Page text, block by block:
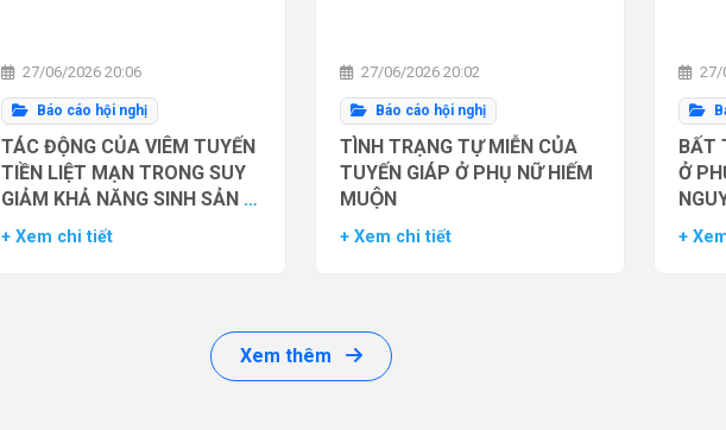
27/06/2026 20:06
Báo cáo hội nghị
TÁC ĐỘNG CỦA VIÊM TUYẾN
TIỀN LIỆT MẠN TRONG SUY
GIẢM KHẢ NĂNG SINH SẢN Ở
NAM GIỚI
+ Xem chi tiết
27/06/2026 20:02
Báo cáo hội nghị
TÌNH TRẠNG TỰ MIỄN CỦA
TUYẾN GIÁP Ở PHỤ NỮ HIẾM
MUỘN
+ Xem chi tiết
27/
BẤT
Ở
–
+
Xem thêm